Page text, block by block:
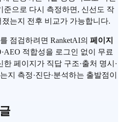
준으로 다시 측정하면, 신선도 작
는지 전후 비교가 가능합니다.
점검하려면 RanketAI의 페이지
적합성을 로그인 없이 무료
페이지가 직답 구조·출처 명시·
지 측정·진단·분석하는 출발점이